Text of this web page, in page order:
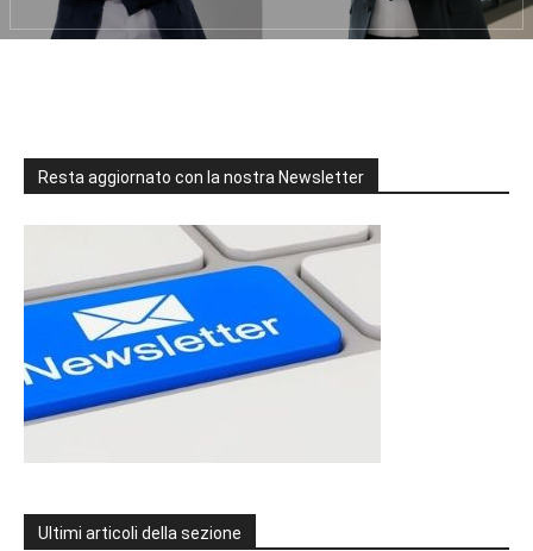
Resta aggiornato con la nostra Newsletter
Ultimi articoli della sezione